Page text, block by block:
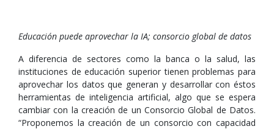
Educación puede aprovechar la IA; consorcio global de datos
A diferencia de sectores como la banca o la salud, las
instituciones de educación superior tienen problemas para
aprovechar los datos que generan y desarrollar con éstos
herramientas de inteligencia artificial, algo que se espera
cambiar con la creación de un Consorcio Global de Datos.
“Proponemos la creación de un consorcio con capacidad